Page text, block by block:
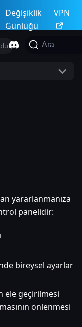
Değişiklik
Günlüğü
VPN
Ara
yararlanmanıza
panelidir:
bireysel ayarlar
ele geçirilmesi
önlenmesi